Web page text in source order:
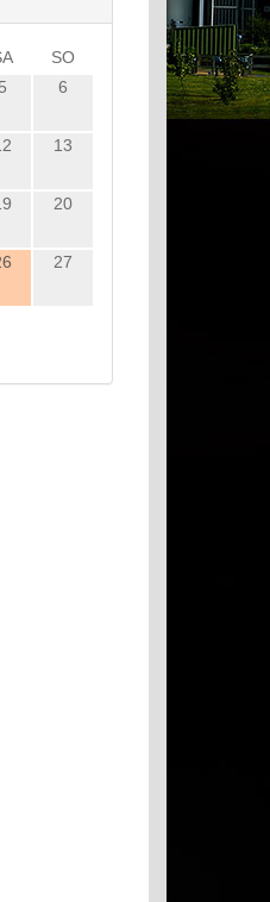
SO
5 6
13
20
27